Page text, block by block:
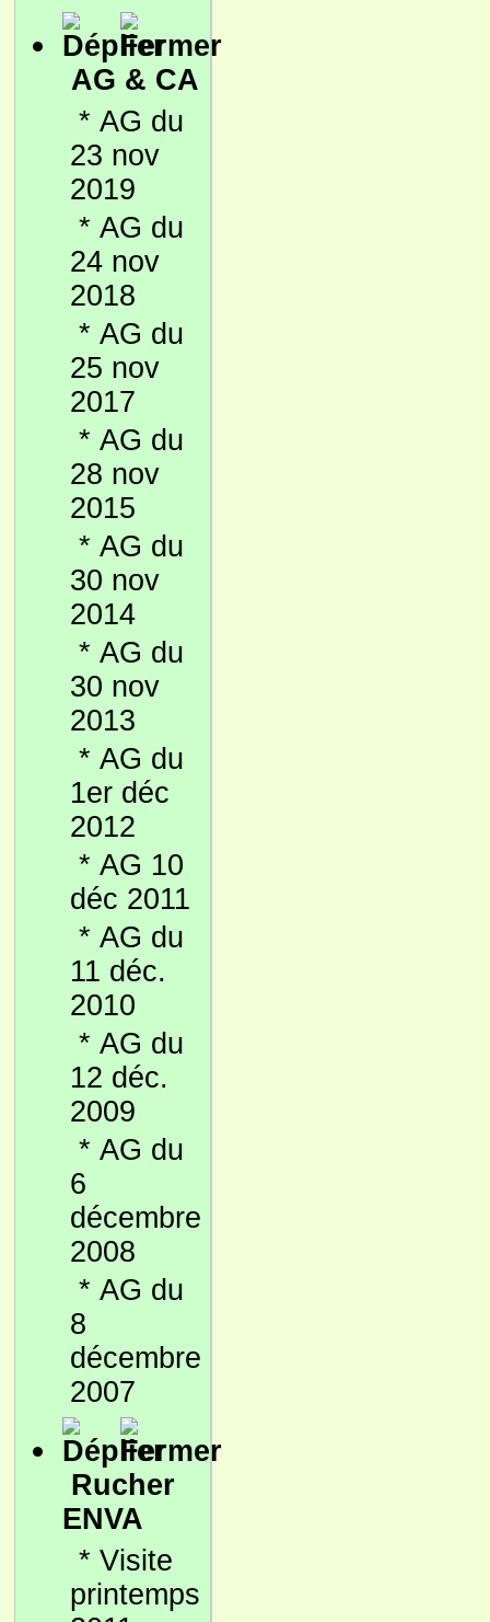
AG & CA
* AG du
23 nov
2019
* AG du
24 nov
2018
* AG du
25 nov
2017
* AG du
28 nov
2015
* AG du
30 nov
2014
* AG du
30 nov
2013
* AG du
1er déc
2012
* AG 10
déc 2011
* AG du
11 déc.
2010
* AG du
12 déc.
2009
* AG du
6
décembre
2008
* AG du
8
décembre
2007
Rucher
ENVA
* Visite
printemps